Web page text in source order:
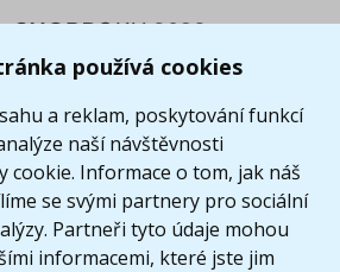
používá cookies
a reklam, poskytování funkcí
naší návštěvnosti
cookie. Informace o tom, jak náš
se svými partnery pro sociální
Partneři tyto údaje mohou
informacemi, které jste jim